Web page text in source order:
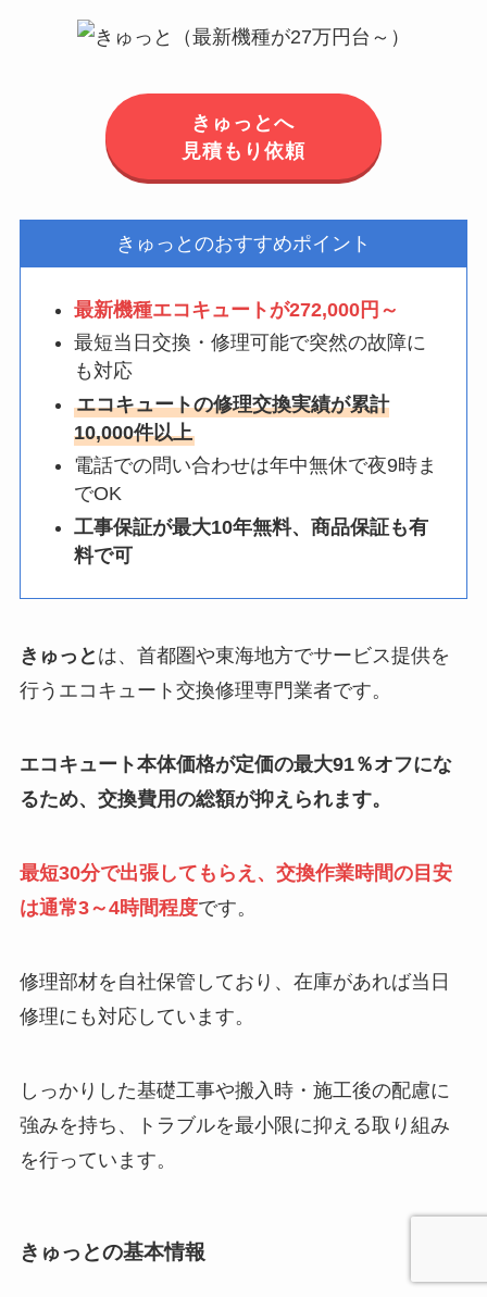
きゅっとへ
見積もり依頼
きゅっとのおすすめポイント
最新機種エコキュートが272,000円～
最短当日交換・修理可能で突然の故障に
も対応
エコキュートの修理交換実績が累計
10,000件以上
電話での問い合わせは年中無休で夜9時ま
でOK
工事保証が最大10年無料、商品保証も有
料で可
きゅっと は、首都圏や東海地方でサービス提供を
行うエコキュート交換修理専門業者です。
エコキュート本体価格が定価の最大91％オフにな
るため、交換費用の総額が抑えられます。
最短30分で出張してもらえ、交換作業時間の目安
は通常3～4時間程度です。
修理部材を自社保管しており、在庫があれば当日
修理にも対応しています。
しっかりした基礎工事や搬入時・施工後の配慮に
強みを持ち、トラブルを最小限に抑える取り組み
を行っています。
きゅっとの基本情報